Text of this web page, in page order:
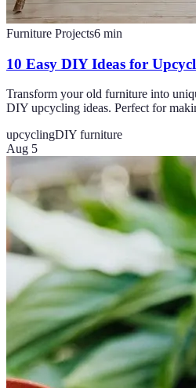
Furniture Projects6 min
10 Easy DIY Ideas for
Transform your old furniture into
DIY upcycling ideas. Perfect for
upcyclingDIY furniture
Aug 5